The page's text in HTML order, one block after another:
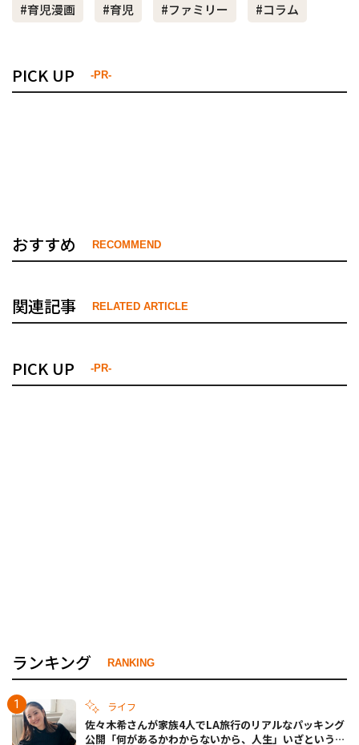
#育児漫画
#育児 #ファミリー #コラム
PICK UP -PR-
おすすめ RECOMMEND
関連記事 RELATED ARTICLE
PICK UP -PR-
ランキング RANKING
ライフ
佐々木希さんが家族4人でLA旅行のリアルなパッキング
公開「何があるかわからないから、人生」いざというと